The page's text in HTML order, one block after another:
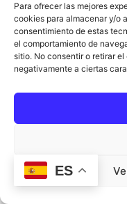
Para ofrecer las mejores
cookies para almacenar y/o
consentimiento de estas
el comportamiento de
sitio. No consentir o retirar
negativamente a ciertas
ES